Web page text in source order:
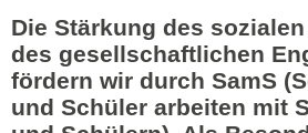
Die Stärkung des
des gesellschaftlichen
fördern wir durch SamS
und Schüler arbeiten mit